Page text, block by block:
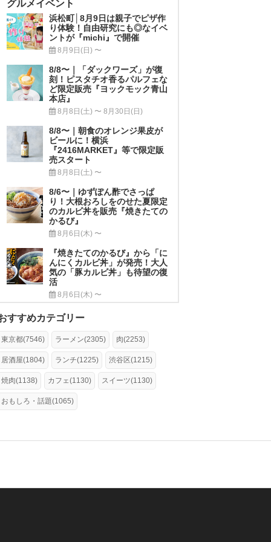
グルメイベント
浜松町│8月9日は親子でピザ作
り体験！自由研究にも◎なイベ
ントが『michi』で開催
8月9日(日) 〜
8/8〜｜「ダックワーズ」が復
刻！ピスタチオ香るパルフェな
ど限定販売『ヨックモック青山
本店』
8月8日(土) 〜 8月30日(日)
8/8〜｜朝食のオレンジ果皮が
ビールに！横浜
『2416MARKET』等で限定販
売スタート
8月8日(土) 〜
8/6〜｜ゆずぽん酢でさっぱ
り！大根おろしをのせた夏限定
のカルビ丼を販売『焼きたての
かるび』
8月6日(木) 〜
『焼きたてのかるび』から「に
んにくカルビ丼」が発売！大人
気の「豚カルビ丼」も待望の復
活
8月6日(木) 〜
すすめカテゴリー
東京都(7546) ラーメン(2305) 肉(2253)
居酒屋(1804) ランチ(1225) 渋谷区(1215)
焼肉(1138) カフェ(1130) スイーツ(1130)
おもしろ・話題(1065)